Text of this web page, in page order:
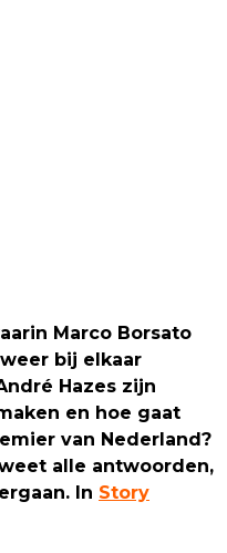
Marco Borsato
bij elkaar
Hazes zijn
en hoe gaat
van Nederland?
alle antwoorden,
In Story